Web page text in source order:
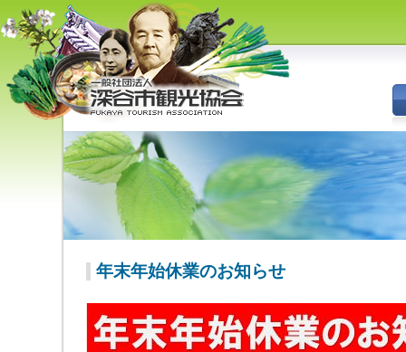
（旧深谷市・岡部町・花園町・
川本町）の観光情報
年末年始休業のお知らせ